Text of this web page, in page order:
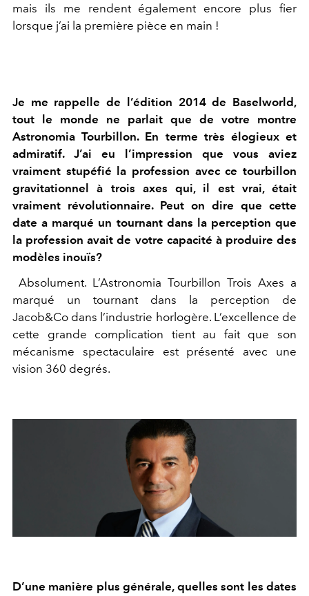
mais ils me rendent également encore plus fier
lorsque j’ai la première pièce en main !
Je me rappelle de l’édition 2014 de Baselworld,
tout le monde ne parlait que de votre montre
Astronomia Tourbillon. En terme très élogieux et
admiratif. J’ai eu l’impression que vous aviez
vraiment stupéfié la profession avec ce tourbillon
gravitationnel à trois axes qui, il est vrai, était
vraiment révolutionnaire. Peut on dire que cette
date a marqué un tournant dans la perception que
la profession avait de votre capacité à produire des
modèles inouïs?
Absolument. L’Astronomia Tourbillon Trois Axes a
marqué un tournant dans la perception de
Jacob&Co dans l’industrie horlogère. L’excellence de
cette grande complication tient au fait que son
mécanisme spectaculaire est présenté avec une
vision 360 degrés.
D’une manière plus générale, quelles sont les dates